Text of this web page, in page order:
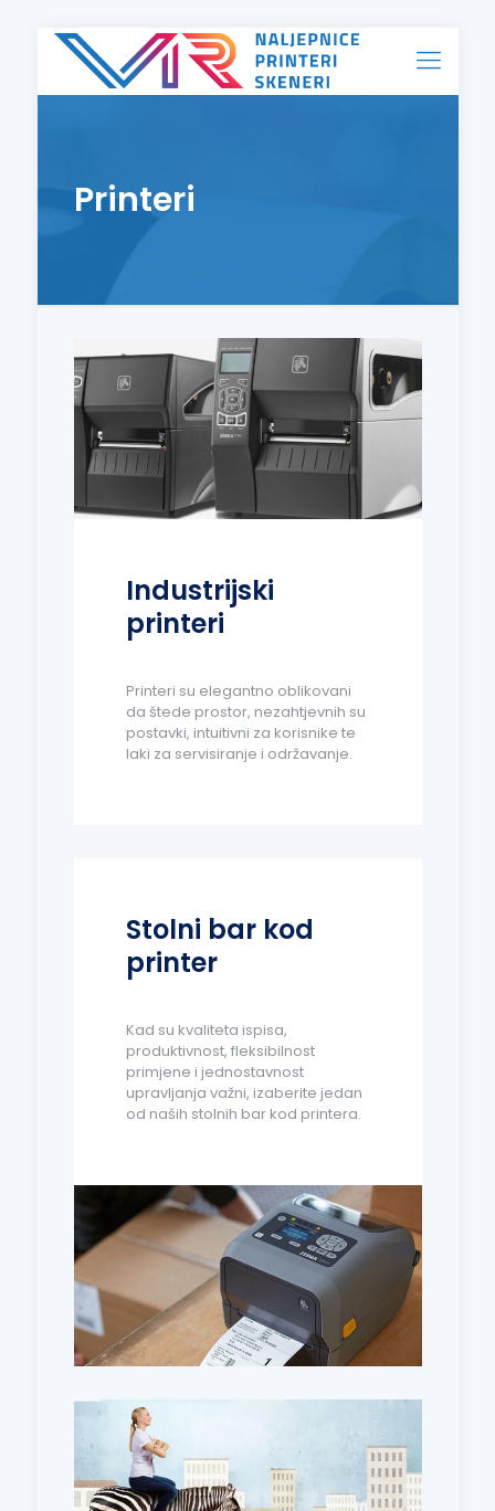
Printeri
Industrijski
printeri
Printeri su elegantno oblikovani
da štede prostor, nezahtjevnih su
postavki, intuitivni za korisnike te
laki za servisiranje i održavanje.
Stolni bar kod
printer
Kad su kvaliteta ispisa,
produktivnost, fleksibilnost
primjene i jednostavnost
upravljanja važni, izaberite jedan
od naših stolnih bar kod printera.